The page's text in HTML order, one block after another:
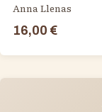
Anna Llenas
16,00 €